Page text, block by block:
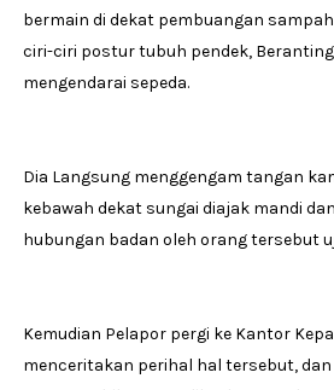
bermain di dekat pembuangan
ciri-ciri postur tubuh pendek,
mengendarai sepeda.
Dia Langsung menggengam tangan
kebawah dekat sungai diajak mandi
hubungan badan oleh orang tersebut
Kemudian Pelapor pergi ke Kantor
menceritakan perihal hal tersebut,